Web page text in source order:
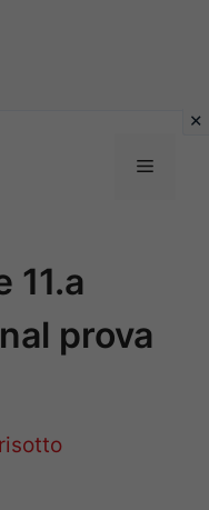
Menu
11.a
prova